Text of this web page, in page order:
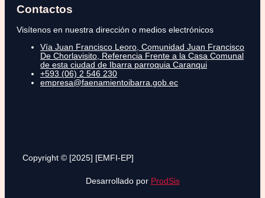
Contactos
Visítenos en nuestra dirección o medios electrónicos
Vía Juan Francisco Leoro, Comunidad Juan Francisco
De Chorlavisito, Referencia Frente a la Casa Comunal
de esta ciudad de Ibarra parroquia Caranqui
+593 (06) 2 546 230
empresa@faenamientoibarra.gob.ec
Copyright © [2025] [EMFI-EP]
Desarrollado por ProdSis